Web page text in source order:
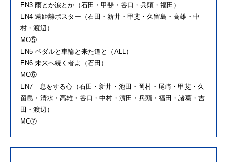
EN3 雨とか涙とか（石田・甲斐・谷口・兵頭・福田）
EN4 遠距離ポスター（石田・新井・甲斐・久留島・高雄・中
村・渡辺）
MC⑤
EN5 ペダルと車輪と来た道と（ALL）
EN6 未来へ続く者よ（石田）
MC⑥
EN7 息をする心（石田・新井・池田・岡村・尾崎・甲斐・久
留島・清水・高雄・谷口・中村・濵田・兵頭・福田・諸葛・吉
田・渡辺）
MC⑦